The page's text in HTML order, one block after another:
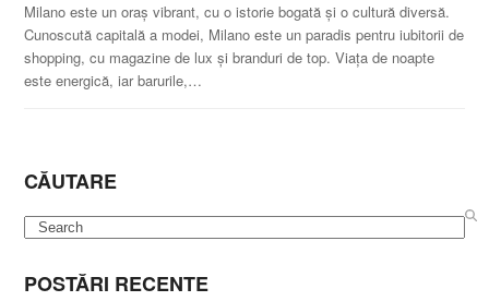
Milano este un oraș vibrant, cu o istorie bogată și o cultură diversă.
Cunoscută capitală a modei, Milano este un paradis pentru iubitorii de
shopping, cu magazine de lux și branduri de top. Viața de noapte
este energică, iar barurile,…
CĂUTARE
Search
POSTĂRI RECENTE